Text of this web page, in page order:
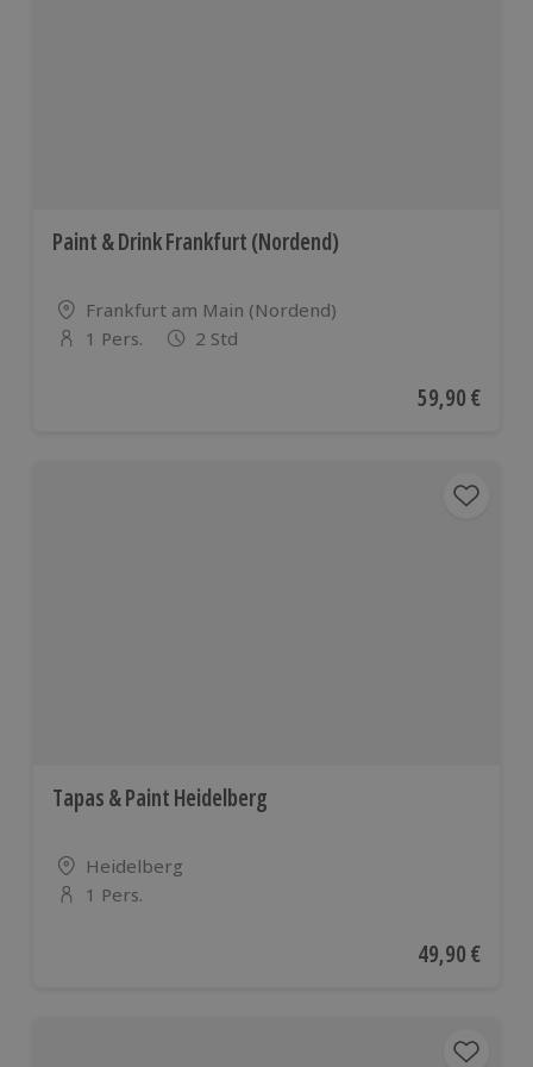
Paint & Drink Frankfurt (Nordend)
Standort
Frankfurt am Main (Nordend)
Anzahl der Teilnehmer
1 Pers. 2 Std
Aktueller
59,90 €
Tapas & Paint Heidelberg
Standort
Heidelberg
Anzahl der Teilnehmer
1 Pers.
Aktueller
49,90 €